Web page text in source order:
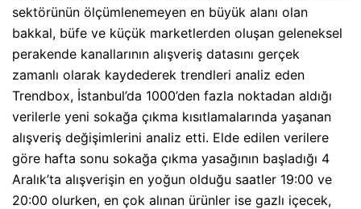
sektörünün ölçümlenemeyen en büyük alanı olan
bakkal, büfe ve küçük marketlerden oluşan geleneksel
perakende kanallarının alışveriş datasını gerçek
zamanlı olarak kaydederek trendleri analiz eden
Trendbox, İstanbul’da 1000’den fazla noktadan aldığı
verilerle yeni sokağa çıkma kısıtlamalarında yaşanan
alışveriş değişimlerini analiz etti. Elde edilen verilere
göre hafta sonu sokağa çıkma yasağının başladığı 4
Aralık’ta alışverişin en yoğun olduğu saatler 19:00 ve
20:00 olurken, en çok alınan ürünler ise gazlı içecek,